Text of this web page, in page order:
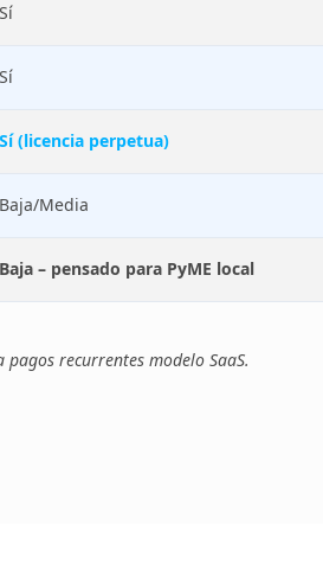
Sí
Sí
Sí (licencia perpetua)
Baja/Media
Baja – pensado para PyME local
recurrentes modelo SaaS.